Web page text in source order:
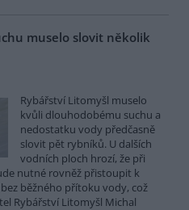
muselo slovit několik
Rybářství Litomyšl muselo
kvůli dlouhodobému suchu a
nedostatku vody předčasně
slovit pět rybníků. U dalších
vodních ploch hrozí, že při
nutné rovněž přistoupit k
běžného přítoku vody, což
Rybářství Litomyšl Michal